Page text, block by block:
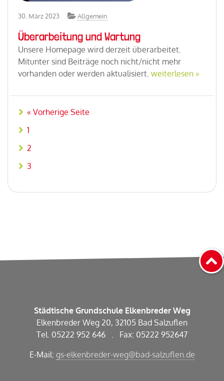
30. März 2023 Allgemein
Überarbeitung und Wartung
Unsere Homepage wird derzeit überarbeitet.
Mitunter sind Beiträge noch nicht/nicht mehr
vorhanden oder werden aktualisiert. weiterlesen »
« Vorherige Seite
1
2
3
Städtische Grundschule Elkenbreder Weg
Elkenbreder Weg 20, 32105 Bad Salzuflen
Tel. 05222 952 646 . Fax: 05222 952647
E-Mail: gs-elkenbreder-weg@bad-salzuflen.de